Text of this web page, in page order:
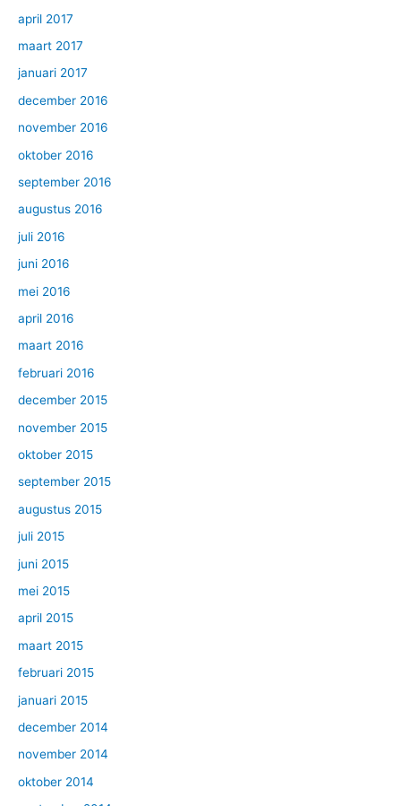
april 2017
maart 2017
januari 2017
december 2016
november 2016
oktober 2016
september 2016
augustus 2016
juli 2016
juni 2016
mei 2016
april 2016
maart 2016
februari 2016
december 2015
november 2015
oktober 2015
september 2015
augustus 2015
juli 2015
juni 2015
mei 2015
april 2015
maart 2015
februari 2015
januari 2015
december 2014
november 2014
oktober 2014